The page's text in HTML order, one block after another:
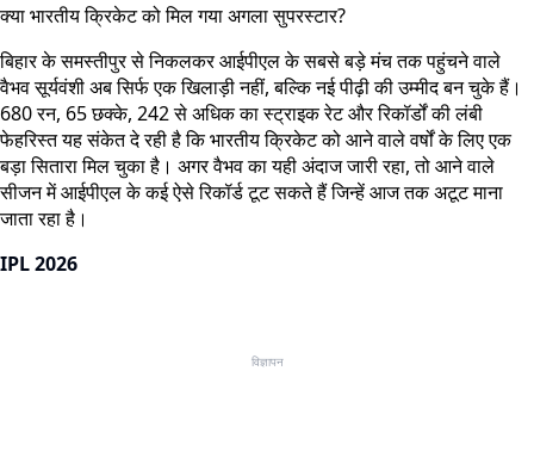
क्या भारतीय क्रिकेट को मिल गया अगला सुपरस्टार?
बिहार के समस्तीपुर से निकलकर आईपीएल के सबसे बड़े मंच तक पहुंचने वाले
वैभव सूर्यवंशी अब सिर्फ एक खिलाड़ी नहीं, बल्कि नई पीढ़ी की उम्मीद बन चुके हैं।
680 रन, 65 छक्के, 242 से अधिक का स्ट्राइक रेट और रिकॉर्डों की लंबी
फेहरिस्त यह संकेत दे रही है कि भारतीय क्रिकेट को आने वाले वर्षों के लिए एक
बड़ा सितारा मिल चुका है। अगर वैभव का यही अंदाज जारी रहा, तो आने वाले
सीजन में आईपीएल के कई ऐसे रिकॉर्ड टूट सकते हैं जिन्हें आज तक अटूट माना
जाता रहा है।
IPL 2026
विज्ञापन